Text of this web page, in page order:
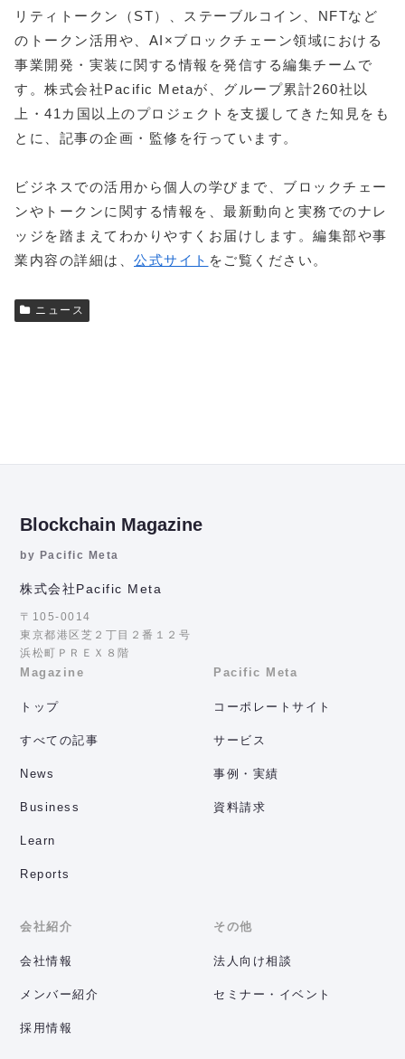
リティトークン（ST）、ステーブルコイン、NFTなど
のトークン活用や、AI×ブロックチェーン領域における
事業開発・実装に関する情報を発信する編集チームで
す。株式会社Pacific Metaが、グループ累計260社以
上・41カ国以上のプロジェクトを支援してきた知見をも
とに、記事の企画・監修を行っています。
ビジネスでの活用から個人の学びまで、ブロックチェー
ンやトークンに関する情報を、最新動向と実務でのナレ
ッジを踏まえてわかりやすくお届けします。編集部や事
業内容の詳細は、 公式サイト をご覧ください。
ニュース
Blockchain Magazine
by Pacific Meta
株式会社Pacific Meta
〒105-0014
東京都港区芝２丁目２番１２号
浜松町ＰＲＥＸ８階
Magazine
トップ
すべての記事
News
Business
Learn
Reports
Pacific Meta
コーポレートサイト
サービス
事例・実績
資料請求
会社紹介
会社情報
メンバー紹介
採用情報
その他
法人向け相談
セミナー・イベント